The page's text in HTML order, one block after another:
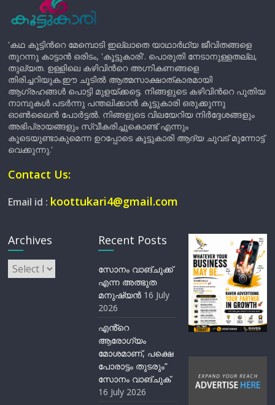
'കഥ കൂട്ടിന്‍റെ മേമ്പൊടി ഇല്ലാതെ യാഥാർഥ്യ ജീവിതങ്ങളെ
തുറന്നു കാട്ടാൻ ഒരിടം, 'കൂട്ടുകാരി'. പൊരുതി നേടാനുള്ളതല്ല,
തുല്യത. ഉള്ളിലെ കഴിവിന്‍റെ അഗ്നികണങ്ങളെ
തിരിച്ചറിയുക.ഈ ചൂടിൽ ആത്മസാക്ഷാത്കാരമായി
ആഗ്രഹങ്ങൾ പൊട്ടി മുളയ്ക്കട്ടെ. നിങ്ങളുടെ കഴിവിന്‍റെ പുതിയ
നാമ്പുകൾ പടർന്നു പന്തലിക്കാൻ കൂട്ടുകാരി ഒരുക്കുന്നു
ഓൺലൈൻ പോർട്ടൽ. നിങ്ങളുടെ വിലയേറിയ നിർദ്ദേശങ്ങളും
അഭിപ്രായങ്ങളും സ്വീകരിച്ചുകൊണ്ട് എന്നും
കൂടെയുണ്ടാകുമെന്ന ഉറപ്പോടെ കൂട്ടുകാരി ആദ്യ ചുവട് മുന്നോട്ട്
വെക്കുന്നു.'
Contact Us:
Email id : koottukari4@gmail.com
Archives
Archives
Recent Posts
സോനം വാങ്ചുക്ക്
എന്ന അത്ഭുത
മനുഷ്യന്‍ 16 July
2026
എൻ്റെ
ആരോഗ്യം
മോശമാണ്, പക്ഷെ
പോരാട്ടം തുടരും”
സോനം വാങ്ചുക്
16 July 2026